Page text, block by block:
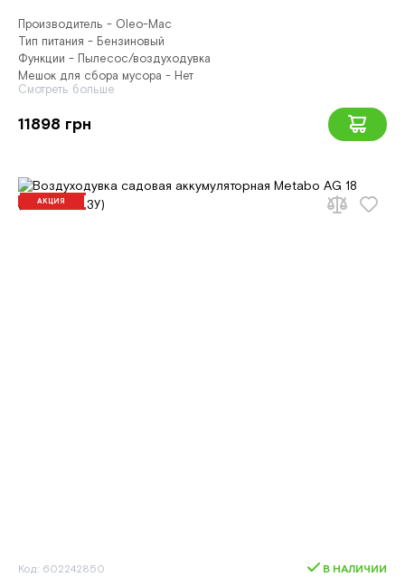
Производитель - Oleo-Mac
Тип питания - Бензиновый
Функции - Пылесос/воздуходувка
Мешок для сбора мусора - Нет
Смотреть больше
11898 грн
АКЦИЯ
Код: 602242850 В НАЛИЧИИ